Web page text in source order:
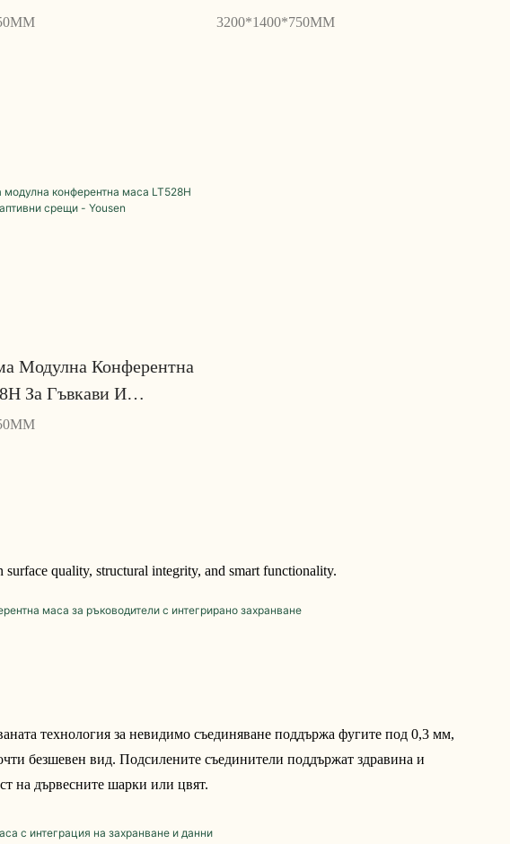
Срещи - Yousen
Приобщаващи Срещи - Yousen
3200*1400*750MM
Модулна Конферентна
За Гъвкави И
- Yousen
quality, structural integrity, and smart functionality.
технология за невидимо съединяване поддържа фугите под 0,3 мм,
безшевен вид. Подсилените съединители поддържат здравина и
на дървесните шарки или цвят.